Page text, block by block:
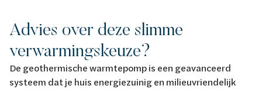
Advies over deze slimme
verwarmingskeuze?
De geothermische warmtepomp is een geavanceerd
systeem dat je huis energiezuinig en milieuvriendelijk